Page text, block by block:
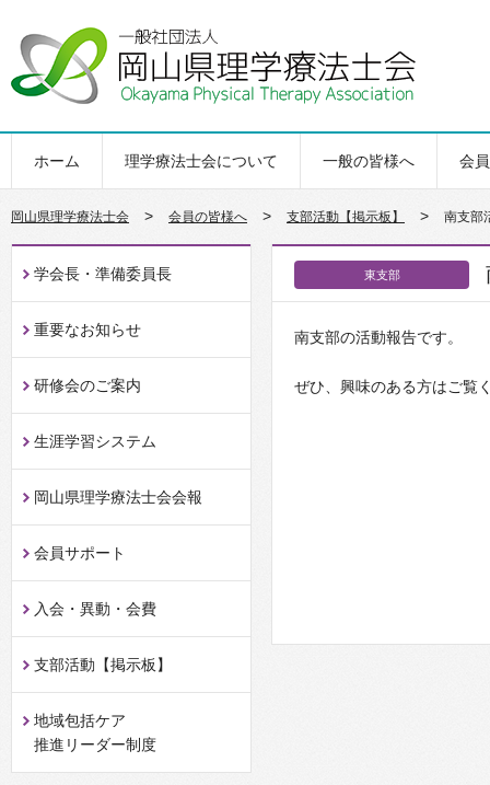
ホーム 理学療法士会について 一般の皆様へ 会
岡山県理学療法士会 > 会員の皆様へ > 支部活動【掲示板】 > 南支部
学会長・準備委員長
重要なお知らせ
研修会のご案内
生涯学習システム
岡山県理学療法士会会報
会員サポート
入会・異動・会費
支部活動【掲示板】
地域包括ケア
推進リーダー制度
東支部
南支部の活動報告です。
ぜひ、興味のある方はご覧